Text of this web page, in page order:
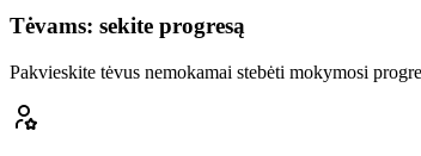
Tėvams: sekite progresą
Pakvieskite tėvus nemokamai stebėti mokymosi